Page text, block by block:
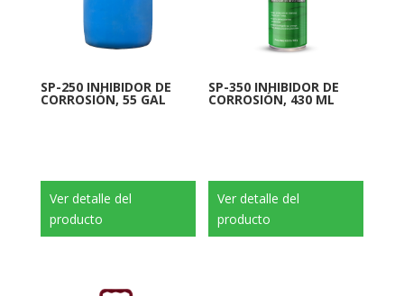
SP-250 INHIBIDOR DE
CORROSIÓN, 55 GAL
Ver detalle del
producto
SP-350 INHIBIDOR DE
CORROSIÓN, 430 ML
Ver detalle del
producto